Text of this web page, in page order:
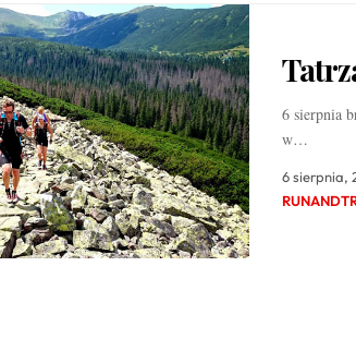
6 sierpnia
w…
6 sierpnia,